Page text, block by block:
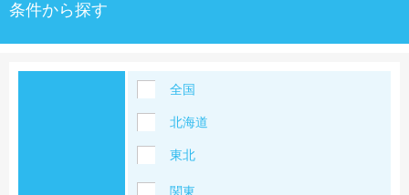
条件から探す
全国
北海道
東北
関東